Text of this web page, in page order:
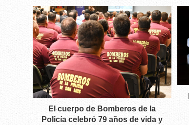
El cuerpo de Bomberos de la
Policía celebró 79 años de vida y